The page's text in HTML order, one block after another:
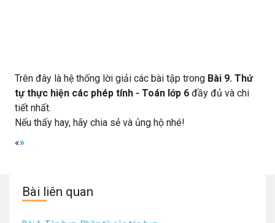
Trên đây là hệ thống lời giải các bài tập trong Bài 9. Thứ
tự thực hiện các phép tính - Toán lớp 6 đầy đủ và chi
tiết nhất.
Nếu thấy hay, hãy chia sẻ và ủng hộ nhé!
«»
Bài liên quan